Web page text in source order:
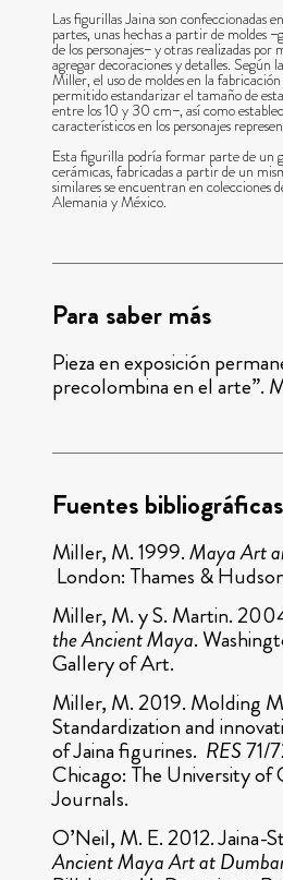
Las figurillas Jaina son confeccionadas
partes, unas hechas a partir de moldes
de los personajes− y otras realizadas por
agregar decoraciones y detalles. Según
Miller, el uso de moldes en la fabricación
permitido estandarizar el tamaño de
entre los 10 y 30 cm−, así como
característicos en los personajes
Esta figurilla podría formar parte de un
cerámicas, fabricadas a partir de un
similares se encuentran en colecciones
Alemania y México.
Para saber más
Pieza en exposición
precolombina en el arte”.
Fuentes bibliográficas
Miller, M. 1999.Maya Art
London: Thames &
Miller, M. y S. Martin.
the Ancient Maya.
Gallery of Art.
Miller, M. 2019. Molding
Standardization and
of Jaina figurines. RES71/
Chicago: The University of
Journals.
O’Neil, M. E. 2012. Jaina-
Ancient Maya Art at